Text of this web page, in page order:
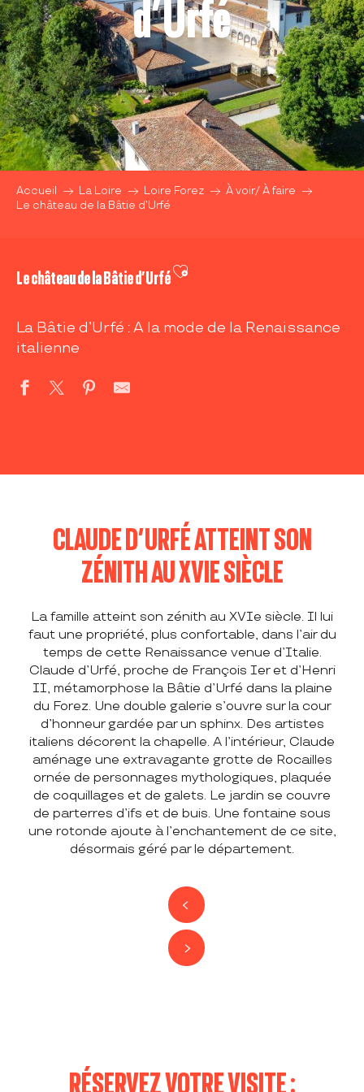
d’Urfé
Accueil La Loire Loire Forez
À voir/ À faire
Le château de la Bâtie d’Urfé
Le château de la Bâtie d’UrféAjouter aux favoris
La Bâtie d’Urfé : A la mode de la Renaissance
italienne
CLAUDE D’URFÉ ATTEINT SON
ZÉNITH AU XVIE SIÈCLE
La famille atteint son zénith au XVIe siècle. Il lui
faut une propriété, plus confortable, dans l’air du
temps de cette Renaissance venue d’Italie.
Claude d’Urfé, proche de François Ier et d’Henri
II, métamorphose la Bâtie d’Urfé dans la plaine
du Forez. Une double galerie s’ouvre sur la cour
d’honneur gardée par un sphinx. Des artistes
italiens décorent la chapelle. A l’intérieur, Claude
aménage une extravagante grotte de Rocailles
ornée de personnages mythologiques, plaquée
de coquillages et de galets. Le jardin se couvre
de parterres d’ifs et de buis. Une fontaine sous
une rotonde ajoute à l’enchantement de ce site,
désormais géré par le département.
RÉSERVEZ VOTRE VISITE :